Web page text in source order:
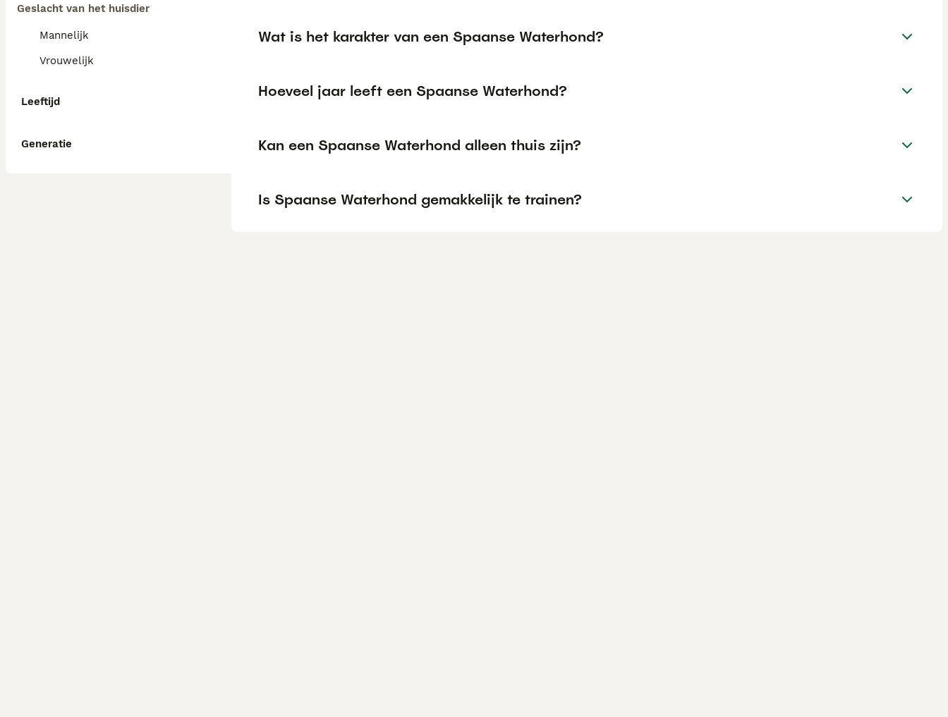
Geslacht van het huisdier
Mannelijk
Vrouwelijk
Leeftijd
Generatie
Wat is het karakter van een Spaanse Waterhond?
Hoeveel jaar leeft een Spaanse Waterhond?
Kan een Spaanse Waterhond alleen thuis zijn?
Is Spaanse Waterhond gemakkelijk te trainen?